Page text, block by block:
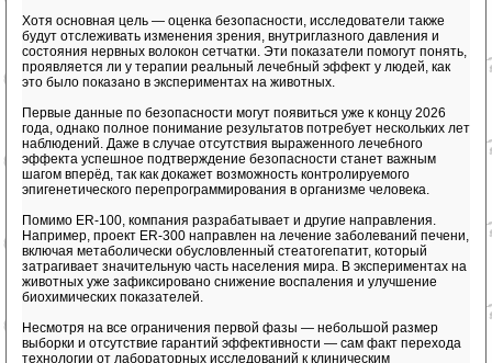
Хотя основная цель — оценка безопасности, исследователи также
будут отслеживать изменения зрения, внутриглазного давления и
состояния нервных волокон сетчатки. Эти показатели помогут понять,
проявляется ли у терапии реальный лечебный эффект у людей, как
это было показано в экспериментах на животных.
Первые данные по безопасности могут появиться уже к концу 2026
года, однако полное понимание результатов потребует нескольких лет
наблюдений. Даже в случае отсутствия выраженного лечебного
эффекта успешное подтверждение безопасности станет важным
шагом вперёд, так как докажет возможность контролируемого
эпигенетического перепрограммирования в организме человека.
Помимо ER-100, компания разрабатывает и другие направления.
Например, проект ER-300 направлен на лечение заболеваний печени,
включая метаболически обусловленный стеатогепатит, который
затрагивает значительную часть населения мира. В экспериментах на
животных уже зафиксировано снижение воспаления и улучшение
биохимических показателей.
Несмотря на все ограничения первой фазы — небольшой размер
выборки и отсутствие гарантий эффективности — сам факт перехода
технологии от лабораторных исследований к клиническим